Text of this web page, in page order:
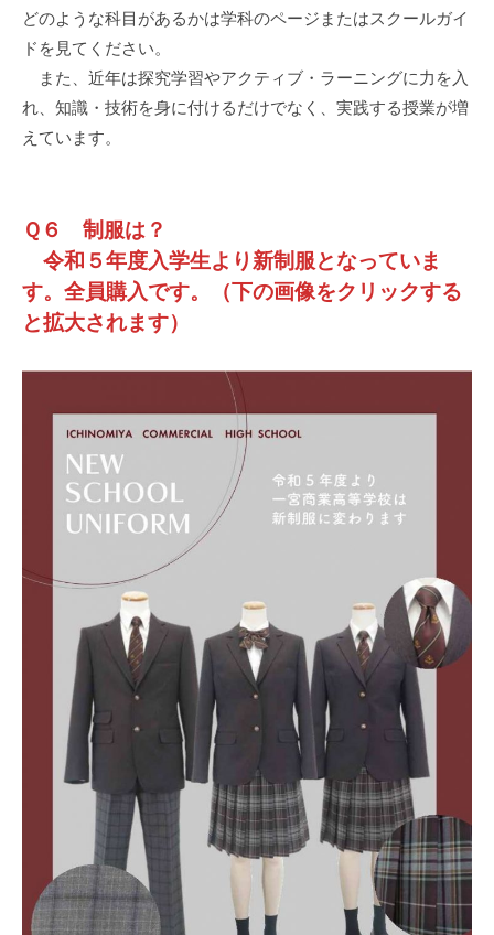
どのような科目があるかは学科のページまたはスクールガイ
ドを見てください。
また、近年は探究学習やアクティブ・ラーニングに力を入
れ、知識・技術を身に付けるだけでなく、実践する授業が増
えています。
Ｑ６ 制服は？
令和５年度入学生より新制服となっていま
す。全員購入です。（下の画像をクリックする
と拡大されます）